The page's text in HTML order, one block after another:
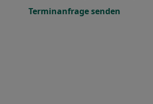
Terminanfrage senden